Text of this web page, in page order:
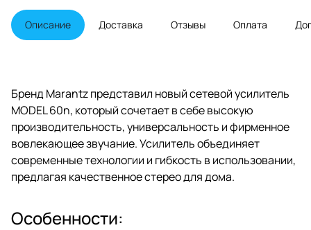
видео в высоком разрешении
через встроенную систему
HEOS®, подключите
дополнительным сабвуфером.
Описание Доставка Отзывы Оплата
Бренд Marantz представил новый сетевой усилитель
MODEL 60n, который сочетает в себе высокую
производительность, универсальность и фирменное
вовлекающее звучание. Усилитель объединяет
современные технологии и гибкость в использовании,
предлагая качественное стерео для дома.
Особенности: